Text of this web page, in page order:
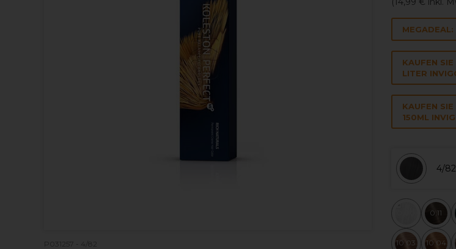
P031257 - 4/82
KAUFEN
LITER
KAUFEN
150ML
4/82
0.11
10.03 10.04